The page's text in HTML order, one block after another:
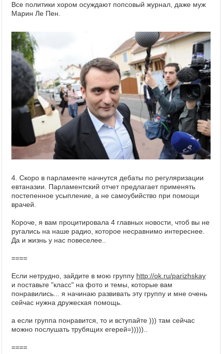
Все политики хором осуждают попсовый журнал, даже муж
Марин Ле Пен.
4. Скоро в парламенте начнутся дебаты по регуляризации
евтаназии. Парламентский отчет предлагает применять
постепенное усыпление, а не самоубийство при помощи
врачей.
Короче, я вам процитировала 4 главных новости, чтоб вы не
ругались на наше радио, которое несравнимо интереснее.
Да и жизнь у нас повеселее..
====
Eсли нетрудно, зайдите в мою группу http://ok.ru/parizhskay
и поставьте "класс" на фото и темы, которые вам
понравились... я начинаю развивать эту группу и мне очень
сейчас нужна дружеская помощь.
а если группа понравится, то и вступайте ))) там сейчас
можно послушать трубящих егерей=)))))..
====